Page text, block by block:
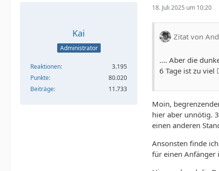
Kai
Administrator
Reaktionen
3.195
Punkte
80.020
Beiträge
11.733
18. Juli 2025 um 10:20
Zitat von
.... Aber die
6 Tage ist zu viel
Moin,
hier aber unnötig.
einen anderen
Ansonsten finde
für einen Anfänger